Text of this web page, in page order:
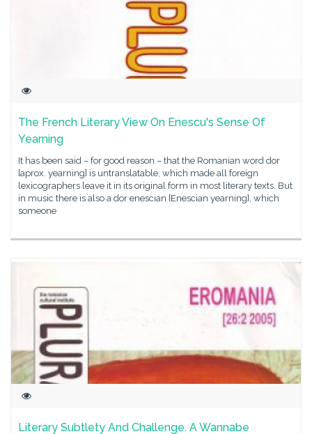
The French Literary View On Enescu's Sense Of
Yearning
It has been said – for good reason – that the Romanian word dor
[aprox. yearning] is untranslatable, which made all foreign
lexicographers leave it in its original form in most literary texts. But
in music there is also a dor enescian [Enescian yearning], which
someone
Literary Subtlety And Challenge. A Wannabe